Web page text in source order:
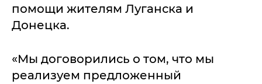
помощи жителям Луганска и
Донецка.
«Мы договорились о том, что мы
реализуем предложенный